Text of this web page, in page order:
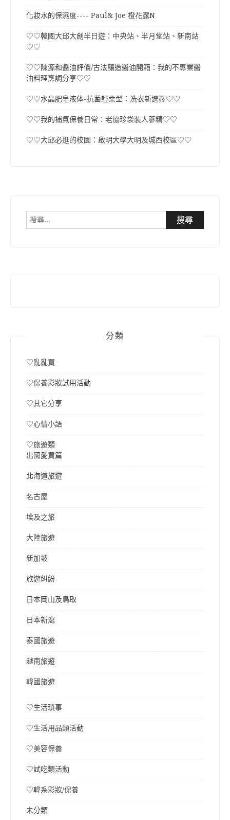
化妝水的保濕度---- Paul& Joe 橙花露N
♡♡韓國大邱大創半日遊：中央站、半月堂站、新南站
♡♡
♡♡陳源和醬油評價/古法釀造醬油開箱：我的不專業醬
油料理烹調分享♡♡
♡♡水晶肥皂液体-抗菌輕柔型：洗衣新選擇♡♡
♡♡我的補氣保養日常：老協珍袋裝人蔘精♡♡
♡♡大邱必逛的校園：啟明大學大明及城西校區♡♡
搜
分類
♡亂亂買
♡保養彩妝試用活動
♡其它分享
♡心情小語
♡旅遊類
出國愛買篇
北海道旅遊
名古屋
埃及之旅
大陸旅遊
新加坡
旅遊糾紛
日本岡山及鳥取
日本新瀉
泰國旅遊
越南旅遊
韓國旅遊
♡生活瑣事
♡生活用品類活動
♡美容保養
♡試吃類活動
♡韓系彩妝/保養
未分類